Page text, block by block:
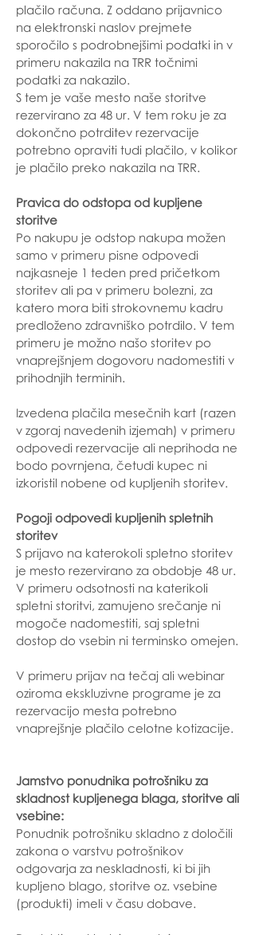
plačilo računa. Z oddano prijavnico
na elektronski naslov prejmete
sporočilo s podrobnejšimi podatki in v
primeru nakazila na TRR točnimi
podatki za nakazilo.
S tem je vaše mesto naše storitve
rezervirano za 48 ur. V tem roku je za
dokončno potrditev rezervacije
potrebno opraviti tudi plačilo, v kolikor
je plačilo preko nakazila na TRR.
Pravica do odstopa od kupljene
storitve
Po nakupu je odstop nakupa možen
samo v primeru pisne odpovedi
najkasneje 1 teden pred pričetkom
storitev ali pa v primeru bolezni, za
katero mora biti strokovnemu kadru
predloženo zdravniško potrdilo. V tem
primeru je možno našo storitev po
vnaprejšnjem dogovoru nadomestiti v
prihodnjih terminih.
Izvedena plačila mesečnih kart (razen
v zgoraj navedenih izjemah) v primeru
odpovedi rezervacije ali neprihoda ne
bodo povrnjena, četudi kupec ni
izkoristil nobene od kupljenih storitev.
Pogoji odpovedi kupljenih spletnih
storitev
S prijavo na katerokoli spletno storitev
je mesto rezervirano za obdobje 48 ur.
V primeru odsotnosti na katerikoli
spletni storitvi, zamujeno srečanje ni
mogoče nadomestiti, saj spletni
dostop do vsebin ni terminsko omejen.
V primeru prijav na tečaj ali webinar
oziroma ekskluzivne programe je za
rezervacijo mesta potrebno
vnaprejšnje plačilo celotne kotizacije.
Jamstvo ponudnika potrošniku za
skladnost kupljenega blaga, storitve ali
vsebine:
Ponudnik potrošniku skladno z določili
zakona o varstvu potrošnikov
odgovarja za neskladnosti, ki bi jih
kupljeno blago, storitve oz. vsebine
(produkti) imeli v času dobave.